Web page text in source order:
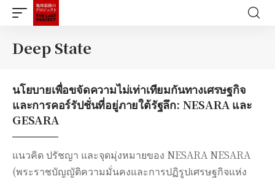
Deep State
นโยบายเพื่อขจัดความไม่เท่าเทียมกันทางเศรษฐกิจ
และการคอร์รัปชั่นที่อยู่ภายใต้รัฐลึก: NESARA และ
GESARA
แนวคิด ปรัชญา และจุดมุ่งหมายของ NESARA NESARA
(พระราชบัญญัติความมั่นคงและการปฏิรูปเศรษฐกิจแห่ง